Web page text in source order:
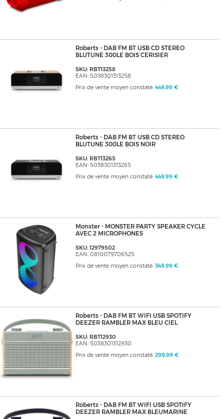
Roberts - DAB FM BT USB CD STEREO
BLUTUNE 300LE BOIS CERISIER
SKU: RBT13258
EAN: 5038301313258
Prix de vente moyen constaté: 449,99 €
Roberts - DAB FM BT USB CD STEREO
BLUTUNE 300LE BOIS NOIR
SKU: RBT13265
EAN: 5038301313265
Prix de vente moyen constaté: 449,99 €
Monster - MONSTER PARTY SPEAKER CYCLE
AVEC 2 MICROPHONES
SKU: 12979502
EAN: 0810079706525
Prix de vente moyen constaté: 349,99 €
Roberts - DAB FM BT WIFI USB SPOTIFY
DEEZER RAMBLER MAX BLEU CIEL
SKU: RBT12930
EAN: 5038301312930
Prix de vente moyen constaté: 299,99 €
Roberts - DAB FM BT WIFI USB SPOTIFY
DEEZER RAMBLER MAX BLEUMARINE